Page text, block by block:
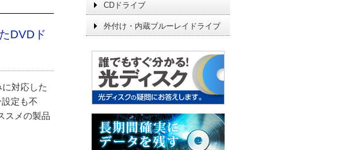
DVDド
対応した
定も不
スメの製品
CDドライブ
外付け・内蔵ブルーレイドライブ